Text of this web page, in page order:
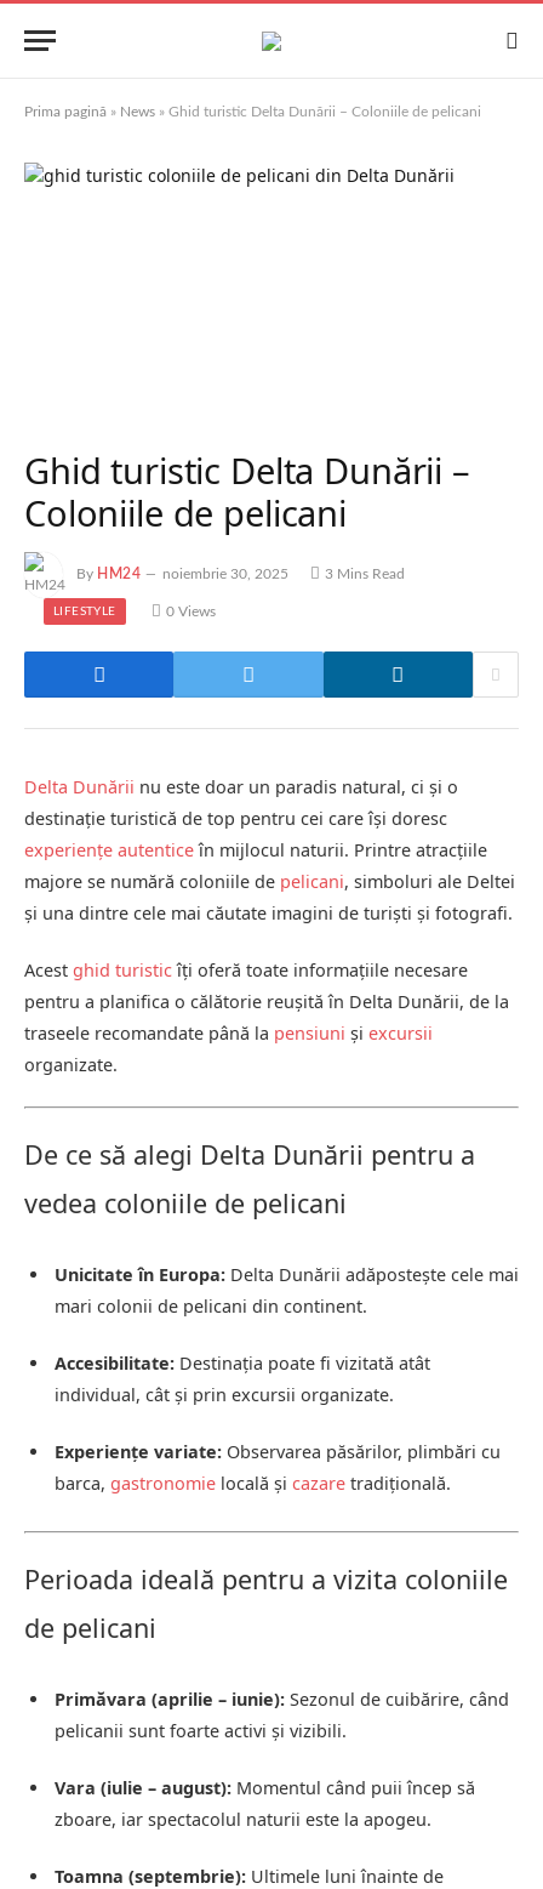
Prima pagină » News » Ghid turistic Delta Dunării – Coloniile de pelicani
Ghid turistic Delta Dunării –
Coloniile de pelicani
By HM24 noiembrie 30, 2025 3 Mins Read
LIFESTYLE 0 Views
Delta Dunării nu este doar un paradis natural, ci și o
destinație turistică de top pentru cei care își doresc
experiențe autenticeîn mijlocul naturii. Printre atracțiile
majore se numără coloniile de pelicani, simboluri ale Deltei
și una dintre cele mai căutate imagini de turiști și fotografi.
Acest ghid turisticîți oferă toate informațiile necesare
pentru a planifica o călătorie reușită în Delta Dunării, de la
traseele recomandate până la pensiuni și excursii
organizate.
De ce să alegi Delta Dunării pentru a
vedea coloniile de pelicani
Unicitate în Europa: Delta Dunării adăpostește cele mai
mari colonii de pelicani din continent.
Accesibilitate: Destinația poate fi vizitată atât
individual, cât și prin excursii organizate.
Experiențe variate: Observarea păsărilor, plimbări cu
barca, gastronomie locală și cazare tradițională.
Perioada ideală pentru a vizita coloniile
de pelicani
Primăvara (aprilie – iunie): Sezonul de cuibărire, când
pelicanii sunt foarte activi și vizibili.
Vara (iulie – august): Momentul când puii încep să
zboare, iar spectacolul naturii este la apogeu.
Toamna (septembrie): Ultimele luni înainte de